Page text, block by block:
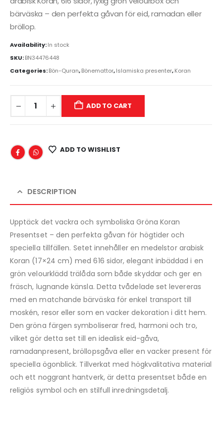
bärväska – den perfekta gåvan för eid, ramadan eller
bröllop.
Availability:In stock
SKU:BN34476448
Categories:Bön-Quran,Bönemattor,Islamiska presenter,Koran
ADD TO CART
ADD TO WISHLIST
DESCRIPTION
Upptäck det vackra och symboliska Gröna Koran
Presentset – den perfekta gåvan för högtider och
speciella tillfällen. Setet innehåller en medelstor arabisk
Koran (17×24 cm) med 616 sidor, elegant inbäddad i en
grön velourklädd trälåda som både skyddar och ger en
fräsch, lugnande känsla. Detta tvådelade set levereras
med en matchande bärväska för enkel transport till
moskén, resor eller som en vacker dekoration i ditt hem.
Den gröna färgen symboliserar fred, harmoni och tro,
vilket gör detta set till en idealisk eid-gåva,
ramadanpresent, bröllopsgåva eller en vacker present för
speciella ögonblick. Tillverkat med högkvalitativa material
och ett noggrant hantverk, är detta presentset både en
religiös symbol och en stilfull inredningsdetalj.